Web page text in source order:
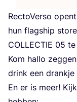
Rec­to­Ver­so
hun flagship
COL­LEC­TIE 05 te
Kom hal­lo
drink een
En er is meer!